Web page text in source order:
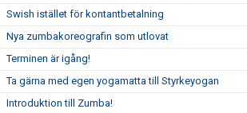
Swish istället för kontantbetalning
Nya zumbakoreografin som utlovat
Terminen är igång!
Ta gärna med egen yogamatta till Styrkeyogan
Introduktion till Zumba!